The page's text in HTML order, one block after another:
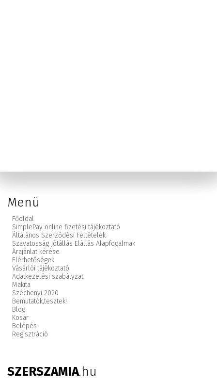
Menü
Főoldal
SimplePay online fizetési tájékoztató
Általános Szerződési Feltételek
Szavatosság Jótállás Elállás Alapfogalmak
Árajánlat kérése
Elérhetőségek
Vásárlói tájékoztató
Adatkezelési szabályzat
Makita
Széchenyi 2020
Bemutatók,tesztek!
Blog
Kosár
Belépés
Regisztráció
SZERSZAMIA.hu